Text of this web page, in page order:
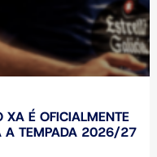
XA É OFICIALMENTE
A TEMPADA 2026/27